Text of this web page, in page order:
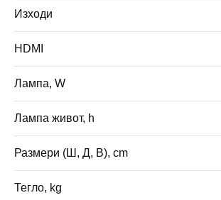
Изходи
HDMI
Лампа, W
Лампа живот, h
Размери (Ш, Д, В), cm
Тегло, kg